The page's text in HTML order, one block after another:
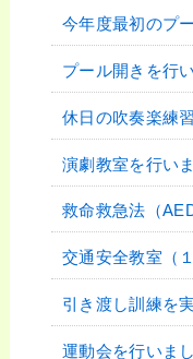
今年度最初のプ
プール開きを行
休日の吹奏楽練
演劇教室を行い
救命救急法（
交通安全教室（
引き渡し訓練を
運動会を行いま